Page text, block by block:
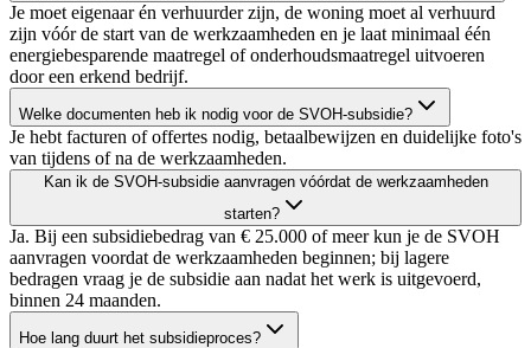
Je moet eigenaar én verhuurder zijn, de woning moet al verhuurd
zijn vóór de start van de werkzaamheden en je laat minimaal één
energiebesparende maatregel of onderhoudsmaatregel uitvoeren
door een erkend bedrijf.
Welke documenten heb ik nodig voor de SVOH-subsidie?
Je hebt facturen of offertes nodig, betaalbewijzen en duidelijke foto's
van tijdens of na de werkzaamheden.
Kan ik de SVOH-subsidie aanvragen vóórdat de werkzaamheden
starten?
Ja. Bij een subsidiebedrag van € 25.000 of meer kun je de SVOH
aanvragen voordat de werkzaamheden beginnen; bij lagere
bedragen vraag je de subsidie aan nadat het werk is uitgevoerd,
binnen 24 maanden.
Hoe lang duurt het subsidieproces?